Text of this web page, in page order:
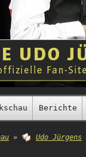
Berichte
» Udo Jürgens